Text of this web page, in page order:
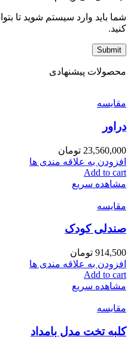
شما باید وارد سیستم شوید تا
کنید.
محصولات پیشنهادی
مقایسه
دراور
23,560,000 تومان
افزودن به علاقه مندی ها
Add to cart
مشاهده سریع
مقایسه
صندلی کودک
914,500 تومان
افزودن به علاقه مندی ها
Add to cart
مشاهده سریع
مقایسه
کلبه تخت مدل بامداد